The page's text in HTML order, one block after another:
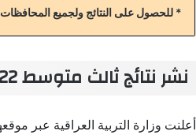
* للحصول على النتائج ولجميع
نشر نتائج ثالث متوسط 2024/2022 دور اول
أعلنت وزارة التربية العراقية عبر